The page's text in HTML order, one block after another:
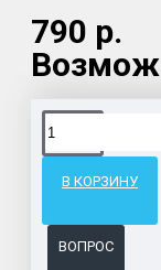
790 р.
В КОРЗИНУ
ВОПРОС
Доставка